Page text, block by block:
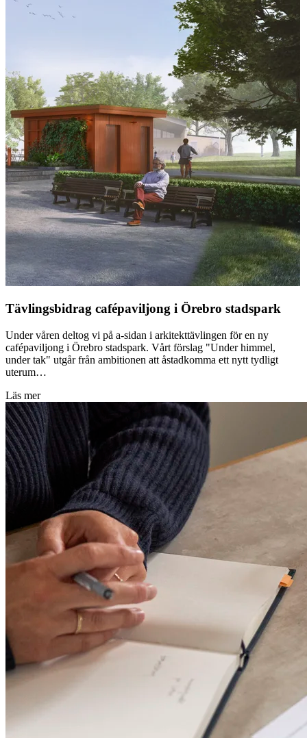
Tävlingsbidrag cafépaviljong i Örebro stadspark
Under våren deltog vi på a-sidan i arkitekttävlingen för en ny
cafépaviljong i Örebro stadspark. Vårt förslag "Under himmel,
under tak" utgår från ambitionen att åstadkomma ett nytt tydligt
uterum…
Läs mer